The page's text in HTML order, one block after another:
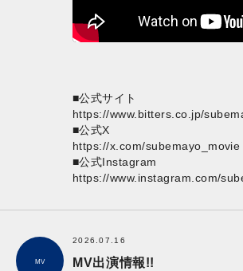
■公式サイト
https://www.bitters.co.jp/
■公式X
https://x.com/subemayo_movie
■公式Instagram
https://www.instagram.com/
MV
2026.07.16
MV出演情報!!